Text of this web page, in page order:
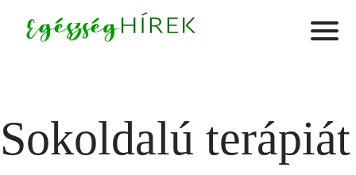
Sokoldalú terápiát